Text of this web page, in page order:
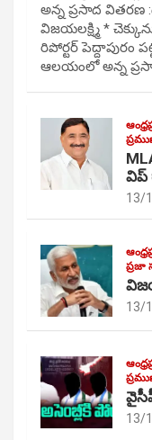
అన్న ప్రసాద వితరణ
విజయలక్ష్మి *
రిపోర్టర్
ఆలయంలో అన్న
విప్
13/
ప్రజా
13/
13/